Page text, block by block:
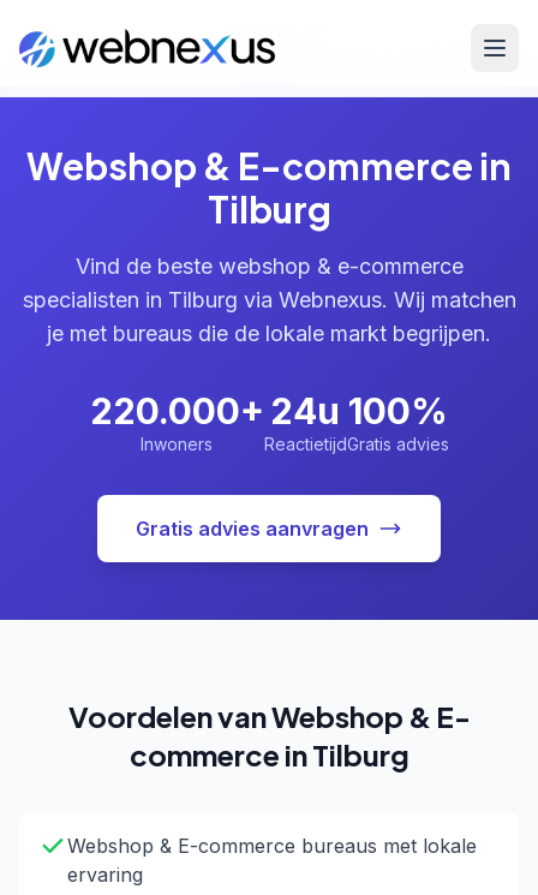
Home / Diensten /
Webshop & E-
commerce
Tilburg
Webshop & E-commerce in
Tilburg
Vind de beste webshop & e-commerce
specialisten in Tilburg via Webnexus. Wij matchen
je met bureaus die de lokale markt begrijpen.
220.000+
Inwoners
24u
Reactietijd
100%
Gratis advies
Gratis advies aanvragen
Voordelen van Webshop & E-
commerce in Tilburg
Webshop & E-commerce bureaus met lokale
ervaring